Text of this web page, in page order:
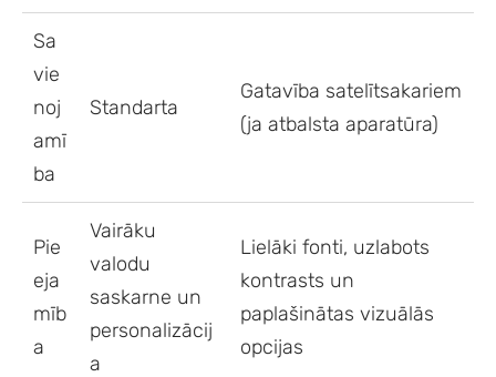
Sa
vie
noj
amī
ba
Standarta
Gatavība satelītsakariem
(ja atbalsta aparatūra)
Pie
eja
mīb
a
Vairāku
valodu
saskarne un
personalizācij
a
Lielāki fonti, uzlabots
kontrasts un
paplašinātas vizuālās
opcijas